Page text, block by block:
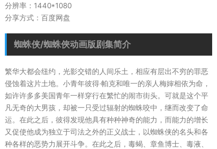
分辨率：1440*1080
分享方式：百度网盘
蜘蛛侠/蜘蛛俠动画版剧集简介
繁华大都会纽约，光影交错的人间乐土，相应有层出不穷的罪恶
侵蚀着这片土地。小青年彼得·帕克和唯一的亲人梅婶相依为命，
如许许多多美国青年一样穿行在繁忙的闹市街头。可就是这个平
凡无奇的大男孩，却被一只受过辐射的蜘蛛咬中，继而改变了命
运。在此之后，彼得发现他具有种种神奇的能力，而能力的增长
又促使他成为独立于司法之外的正义战士，以蜘蛛侠的名头和各
种各样的恶势力展开斗争。在此之后，毒蝎、章鱼博士、毒液、